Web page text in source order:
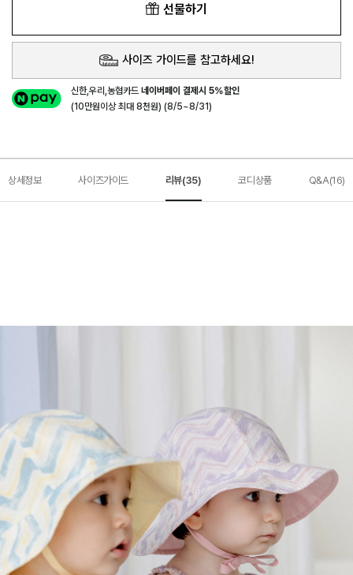
선물하기
사이즈 가이드를 참고하세요!
신한,우리,농협카드네이버페이 결제시 5%할인
(10만원이상 최대 8천원) (8/5~8/31)
상세정보 사이즈가이드 리뷰(35) 코디상품 Q&A(16)